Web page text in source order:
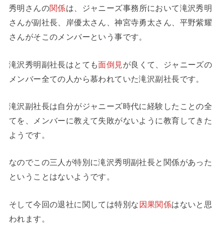
秀明さんの関係は、ジャニーズ事務所において滝沢秀明
さんが副社長、岸優太さん、神宮寺勇太さん、平野紫耀
さんがそこのメンバーという事です。
滝沢秀明副社長はとても面倒見が良くて、ジャニーズの
メンバー全ての人から慕われていた滝沢副社長です。
滝沢副社長は自分がジャニーズ時代に経験したことの全
てを、メンバーに教えて失敗がないように教育してきた
ようです。
なのでこの三人が特別に滝沢秀明副社長と関係があった
ということはないようです。
そして今回の退社に関しては特別な因果関係はないと思
われます。